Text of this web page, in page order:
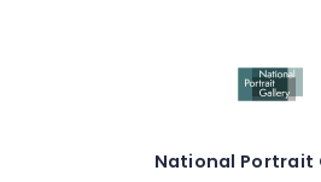
National Portrait